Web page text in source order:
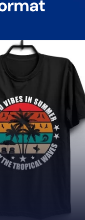
précision et un
inégalés grâce
DTF RIP, conçu
des
une fiabilité